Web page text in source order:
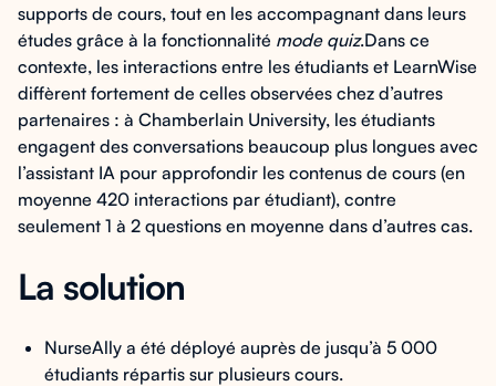
supports de cours, tout en les accompagnant dans leurs
études grâce à la fonctionnalité mode quiz.Dans ce
contexte, les interactions entre les étudiants et LearnWise
diffèrent fortement de celles observées chez d’autres
partenaires : à Chamberlain University, les étudiants
engagent des conversations beaucoup plus longues avec
l’assistant IA pour approfondir les contenus de cours (en
moyenne 420 interactions par étudiant), contre
seulement 1 à 2 questions en moyenne dans d’autres cas.
La solution
NurseAlly a été déployé auprès de jusqu’à 5 000
étudiants répartis sur plusieurs cours.